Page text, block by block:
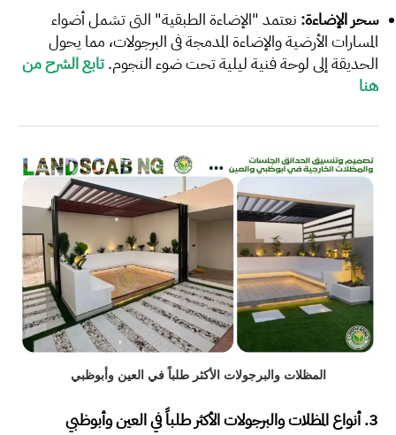
سحر الإضاءة: نعتمد "الإضاءة الطبقية" التي تشمل أضواء
المسارات الأرضية والإضاءة المدمجة في البرجولات، مما يحول
الحديقة إلى لوحة فنية ليلية تحت ضوء النجوم.تابع الشرح من
هنا
المظلات والبرجولات الأكثر طلباً في العين وأبوظبي
3. أنواع المظلات والبرجولات الأكثر طلباً في العين وأبوظبي